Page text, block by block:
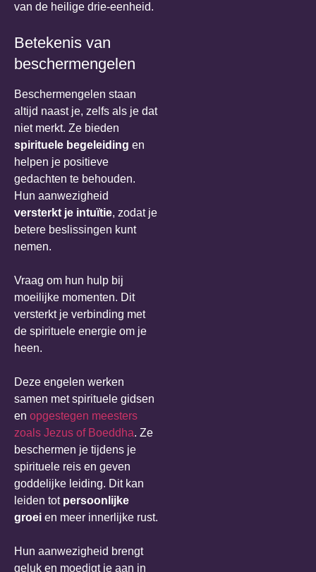
van de heilige drie-eenheid.
Betekenis van
beschermengelen
Beschermengelen staan
altijd naast je, zelfs als je dat
niet merkt. Ze bieden
spirituele begeleiding en
helpen je positieve
gedachten te behouden.
Hun aanwezigheid
versterkt je intuïtie, zodat je
betere beslissingen kunt
nemen.
Vraag om hun hulp bij
moeilijke momenten. Dit
versterkt je verbinding met
de spirituele energie om je
heen.
Deze engelen werken
samen met spirituele gidsen
en opgestegen meesters
zoals Jezus of Boeddha. Ze
beschermen je tijdens je
spirituele reis en geven
goddelijke leiding. Dit kan
leiden tot persoonlijke
groei en meer innerlijke rust.
Hun aanwezigheid brengt
geluk en moedigt je aan in